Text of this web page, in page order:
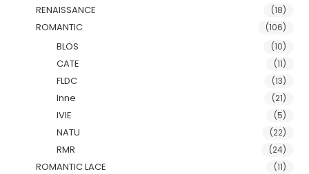
RENAISSANCE (18)
ROMANTIC (106)
BLOS (10)
CATE (11)
FLDC (13)
Inne (21)
IVIE (5)
NATU (22)
RMR (24)
ROMANTIC LACE (11)